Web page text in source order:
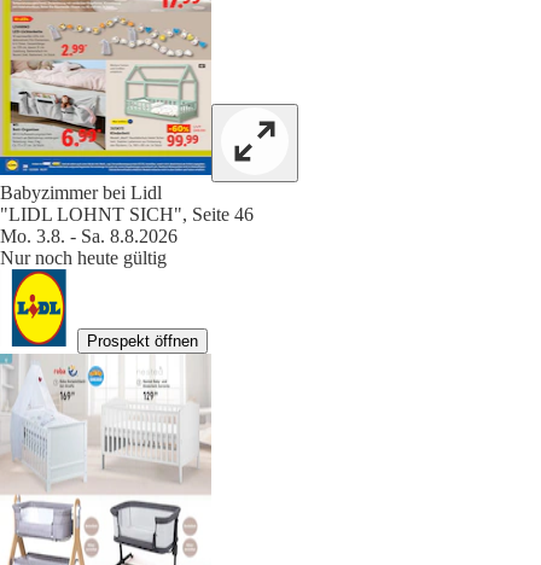
Babyzimmer bei Lidl
"LIDL LOHNT SICH", Seite 46
Mo. 3.8. - Sa. 8.8.2026
Nur noch heute gültig
Prospekt öffnen